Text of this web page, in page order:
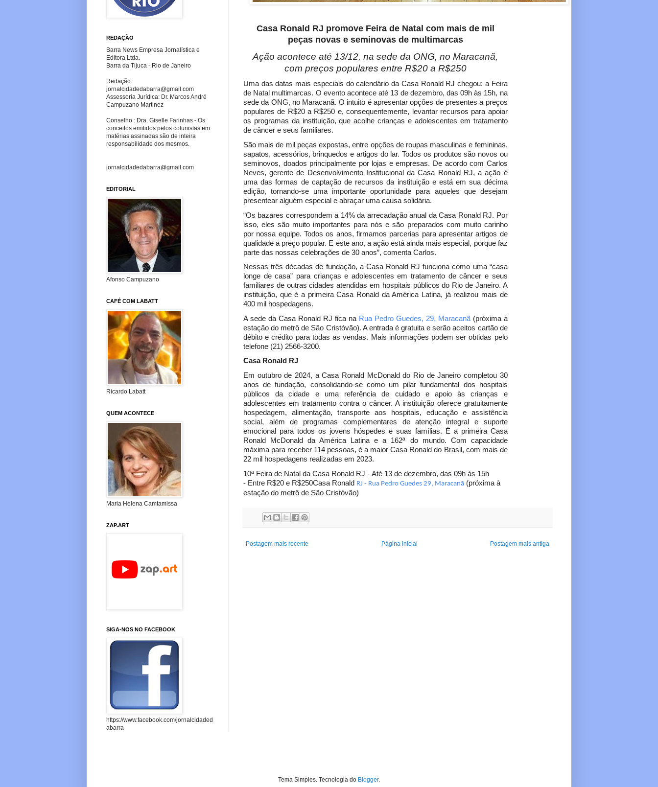
Casa Ronald RJ promove Feira de Natal com mais de mil
peças novas e seminovas de multimarcas
Ação acontece até 13/12, na sede da ONG, no Maracanã,
com preços populares entre R$20 a R$250
Uma das datas mais especiais do calendário da Casa Ronald RJ chegou: a Feira
de Natal multimarcas. O evento acontece até 13 de dezembro, das 09h às 15h, na
sede da ONG, no Maracanã. O intuito é apresentar opções de presentes a preços
populares de R$20 a R$250 e, consequentemente, levantar recursos para apoiar
os programas da instituição, que acolhe crianças e adolescentes em tratamento
de câncer e seus familiares.
São mais de mil peças expostas, entre opções de roupas masculinas e femininas,
sapatos, acessórios, brinquedos e artigos do lar. Todos os produtos são novos ou
seminovos, doados principalmente por lojas e empresas. De acordo com Carlos
Neves, gerente de Desenvolvimento Institucional da Casa Ronald RJ, a ação é
uma das formas de captação de recursos da instituição e está em sua décima
edição, tornando-se uma importante oportunidade para aqueles que desejam
presentear alguém especial e abraçar uma causa solidária.
“Os bazares correspondem a 14% da arrecadação anual da Casa Ronald RJ. Por
isso, eles são muito importantes para nós e são preparados com muito carinho
por nossa equipe. Todos os anos, firmamos parcerias para apresentar artigos de
qualidade a preço popular. E este ano, a ação está ainda mais especial, porque faz
parte das nossas celebrações de 30 anos”, comenta Carlos.
Nessas três décadas de fundação, a Casa Ronald RJ funciona como uma “casa
longe de casa” para crianças e adolescentes em tratamento de câncer e seus
familiares de outras cidades atendidas em hospitais públicos do Rio de Janeiro. A
instituição, que é a primeira Casa Ronald da América Latina, já realizou mais de
400 mil hospedagens.
A sede da Casa Ronald RJ fica na Rua Pedro Guedes, 29, Maracanã(próxima à
estação do metrô de São Cristóvão). A entrada é gratuita e serão aceitos cartão de
débito e crédito para todas as vendas. Mais informações podem ser obtidas pelo
telefone (21) 2566-3200.
Casa Ronald RJ
Em outubro de 2024, a Casa Ronald McDonald do Rio de Janeiro completou 30
anos de fundação, consolidando-se como um pilar fundamental dos hospitais
públicos da cidade e uma referência de cuidado e apoio às crianças e
adolescentes em tratamento contra o câncer. A instituição oferece gratuitamente
hospedagem, alimentação, transporte aos hospitais, educação e assistência
social, além de programas complementares de atenção integral e suporte
emocional para todos os jovens hóspedes e suas famílias. É a primeira Casa
Ronald McDonald da América Latina e a 162ª do mundo. Com capacidade
máxima para receber 114 pessoas, é a maior Casa Ronald do Brasil, com mais de
22 mil hospedagens realizadas em 2023.
10ª Feira de Natal da Casa Ronald RJ - Até 13 de dezembro, das 09h às 15h
- Entre R$20 e R$250Casa Ronald RJ - Rua Pedro Guedes 29, Maracanã (próxima à
estação do metrô de São Cristóvão)
Postagem mais recente Postagem mais antiga
Página inicial
REDAÇÃO
Barra News Empresa Jornalística e
Editora Ltda.
Barra da Tijuca - Rio de Janeiro
Redação:
jornalcidadedabarra@gmail.com
Assessoria Jurídica: Dr. Marcos André
Campuzano Martinez
Conselho : Dra. Giselle Farinhas - Os
conceitos emitidos pelos colunistas em
matérias assinadas são de inteira
responsabilidade dos mesmos.
jornalcidadedabarra@gmail.com
EDITORIAL
Afonso Campuzano
CAFÉ COM LABATT
Ricardo Labatt
QUEM ACONTECE
Maria Helena Camtamissa
ZAP.ART
SIGA-NOS NO FACEBOOK
https://www.facebook.com/jornalcidaded
abarra
Tema Simples. Tecnologia do Blogger.